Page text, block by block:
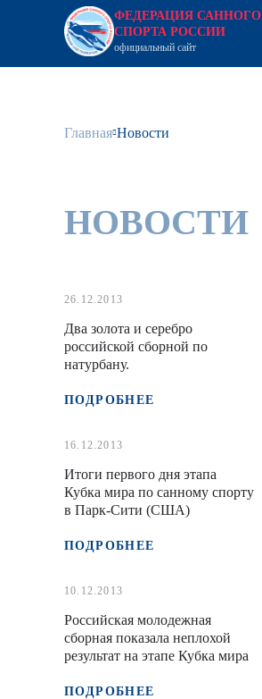
ФЕДЕРАЦИЯ САННОГО
СПОРТА РОССИИ
официальный сайт
Главная Новости
НОВОСТИ
26.12.2013
Два золота и серебро
российской сборной по
натурбану.
ПОДРОБНЕЕ
16.12.2013
Итоги первого дня этапа
Кубка мира по санному спорту
в Парк-Сити (США)
ПОДРОБНЕЕ
10.12.2013
Российская молодежная
сборная показала неплохой
результат на этапе Кубка мира
ПОДРОБНЕЕ